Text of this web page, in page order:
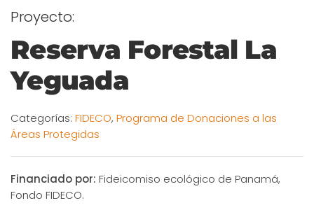
Proyecto:
Reserva Forestal La
Yeguada
Categorías: FIDECO, Programa de Donaciones a las
Áreas Protegidas
Financiado por: Fideicomiso ecológico de Panamá,
Fondo FIDECO.